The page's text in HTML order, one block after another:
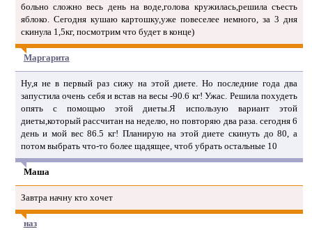
больно сложно весь день на воде,голова кружилась,решила съесть
яблоко. Сегодня кушаю картошку,уже повеселее немного, за 3 дня
скинула 1,5кг, посмотрим что будет в конце)
Маргарита
Ну,я не в первый раз сижу на этой диете. Но последние года два
запустила очень себя и встав на весы -90.6 кг! Ужас. Решила похудеть
опять с помощью этой диеты.Я использую вариант этой
диеты,который рассчитан на неделю, но повторяю два раза. сегодня 6
день и мой вес 86.5 кг! Планирую на этой диете скинуть до 80, а
потом выбрать что-то более щадящее, чтоб убрать остальные 10
Маша
Завтра начну кто хочет
наз